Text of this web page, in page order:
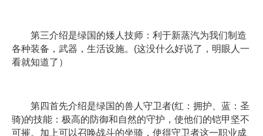
第三介绍是绿国的矮人技师：利于新蒸汽为我们制造
各种装备，武器，生活设施。(这没什么好说了，明眼人一
看就知道了）
第四首先介绍是绿国的兽人守卫者(红：拥护、蓝：圣
骑)的技能：极高的防御和自然的守护，使他们的铠甲坚不
可摧。加上可以召唤战斗的坐骑，使得守卫者这一职业成